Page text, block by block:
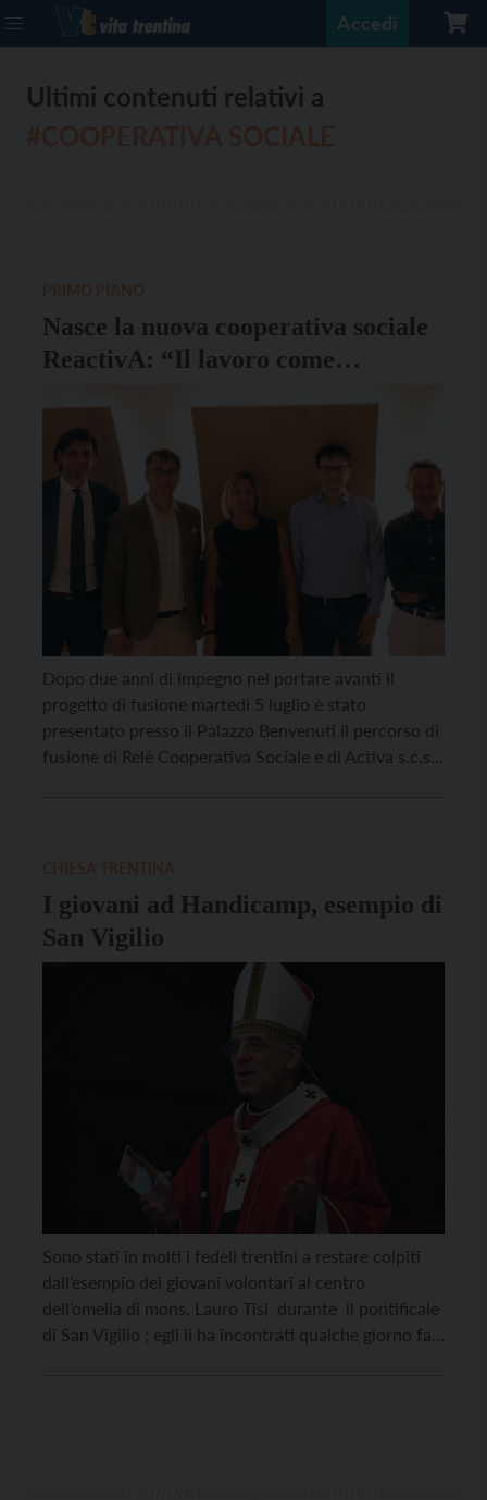
Accedi
Ultimi contenuti relativi a
Nasce la nuova cooperativa sociale
ReactivA: “Il lavoro come
Dopo due anni di impegno nel portare avanti il
progetto di fusione martedì 5 luglio è stato
presentato presso il Palazzo Benvenuti il percorso di
fusione di Relè Cooperativa Sociale e di Activa s.c.s.,
I giovani ad Handicamp, esempio di
San Vigilio
Sono stati in molti i fedeli trentini a restare colpiti
dall’esempio dei giovani volontari al centro
dell’omelia di mons. Lauro Tisi durante il pontificale
di San Vigilio ; egli li ha incontrati qualche giorno fa e